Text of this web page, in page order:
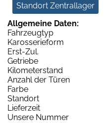
Standort Zentrallager
Allgemeine Daten:
Fahrzeugtyp
Karosserieform
Erst-Zul.
Getriebe
Kilometerstand
Anzahl der Türen
Farbe
Standort
Lieferzeit
Unsere Nummer